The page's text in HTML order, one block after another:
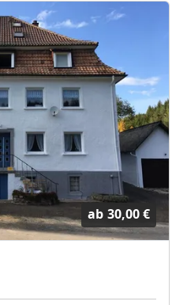
ab 30,00 €